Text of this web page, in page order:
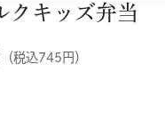
クキッズ弁当
（税込745円）